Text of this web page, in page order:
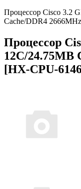
Процессор Cisco 3.2
Cache/DDR4
Процессор
12C/24.75MB
[HX-CPU-